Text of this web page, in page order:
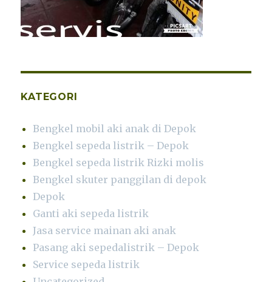
KATEGORI
Bengkel mobil aki anak di Depok
Bengkel sepeda listrik – Depok
Bengkel sepeda listrik Rizki molis
Bengkel skuter panggilan di depok
Depok
Ganti aki sepeda listrik
Jasa service mainan aki anak
Pasang aki sepedalistrik – Depok
Service sepeda listrik